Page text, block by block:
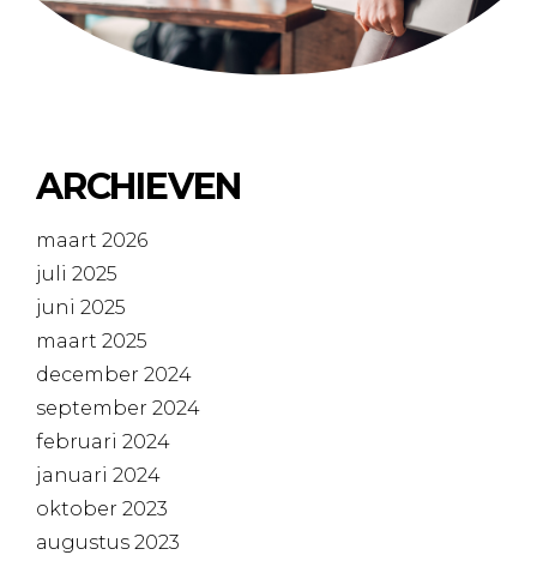
ARCHIEVEN
maart 2026
juli 2025
juni 2025
maart 2025
december 2024
september 2024
februari 2024
januari 2024
oktober 2023
augustus 2023